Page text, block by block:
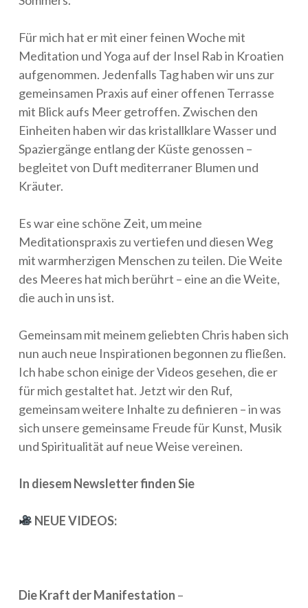
Für mich hat er mit einer feinen Woche mit
Meditation und Yoga auf der Insel Rab in Kroatien
aufgenommen. Jedenfalls Tag haben wir uns zur
gemeinsamen Praxis auf einer offenen Terrasse
mit Blick aufs Meer getroffen. Zwischen den
Einheiten haben wir das kristallklare Wasser und
Spaziergänge entlang der Küste genossen –
begleitet von Duft mediterraner Blumen und
Kräuter.
Es war eine schöne Zeit, um meine
Meditationspraxis zu vertiefen und diesen Weg
mit warmherzigen Menschen zu teilen. Die Weite
des Meeres hat mich berührt – eine an die Weite,
die auch in uns ist.
Gemeinsam mit meinem geliebten Chris haben sich
nun auch neue Inspirationen begonnen zu fließen.
Ich habe schon einige der Videos gesehen, die er
für mich gestaltet hat. Jetzt wir den Ruf,
gemeinsam weitere Inhalte zu definieren – in was
sich unsere gemeinsame Freude für Kunst, Musik
und Spiritualität auf neue Weise vereinen.
In diesem Newsletter finden Sie
NEUE VIDEOS:
Die Kraft der Manifestation –